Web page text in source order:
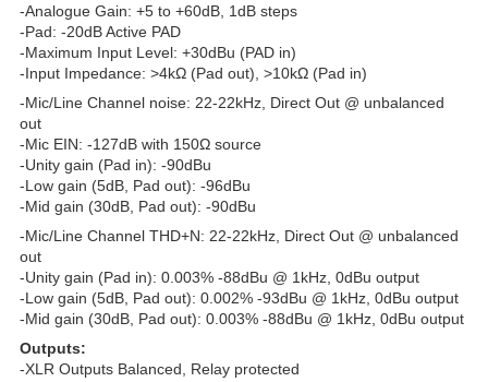
-Analogue Gain: +5 to +60dB, 1dB steps
-Pad: -20dB Active PAD
-Maximum Input Level: +30dBu (PAD in)
-Input Impedance: >4kΩ (Pad out), >10kΩ (Pad in)
-Mic/Line Channel noise: 22-22kHz, Direct Out @ unbalanced
out
-Mic EIN: -127dB with 150Ω source
-Unity gain (Pad in): -90dBu
-Low gain (5dB, Pad out): -96dBu
-Mid gain (30dB, Pad out): -90dBu
-Mic/Line Channel THD+N: 22-22kHz, Direct Out @ unbalanced
out
-Unity gain (Pad in): 0.003% -88dBu @ 1kHz, 0dBu output
-Low gain (5dB, Pad out): 0.002% -93dBu @ 1kHz, 0dBu output
-Mid gain (30dB, Pad out): 0.003% -88dBu @ 1kHz, 0dBu output
Outputs:
-XLR Outputs Balanced, Relay protected